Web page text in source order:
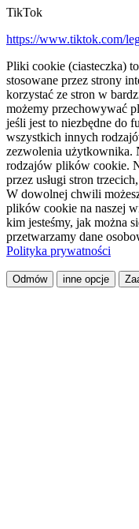
TikTok
https://www.tiktok.com/
Pliki cookie (ciasteczka)
stosowane przez strony
korzystać ze stron w
możemy przechowywać
jeśli jest to niezbędne do
wszystkich innych
zezwolenia użytkownika.
rodzajów plików cookie.
przez usługi stron
W dowolnej chwili
plików cookie na naszej
kim jesteśmy, jak można
przetwarzamy dane
Polityka prywatności
Odmów inne opcje